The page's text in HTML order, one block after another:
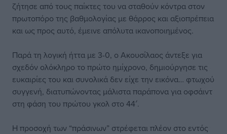
ζήτησε από τους παίκτες του να σταθούν κόντρα στον
πρωτοπόρο της βαθμολογίας με θάρρος και αξιοπρέπεια
και ως προς αυτό, έμεινε απόλυτα ικανοποιημένος.
Παρά τη λογική ήττα με 3-0, ο Ακουσίλαος άντεξε για
σχεδόν ολόκληρο το πρώτο ημίχρονο, δημιούργησε τις
ευκαιρίες του και συνολικά δεν είχε την εικόνα… φτωχού
συγγενή, διατυπώνοντας μάλιστα παράπονα για οφσάιντ
στη φάση του πρώτου γκολ στο 44′.
Η προσοχή των “πράσινων” στρέφεται πλέον στο εντός